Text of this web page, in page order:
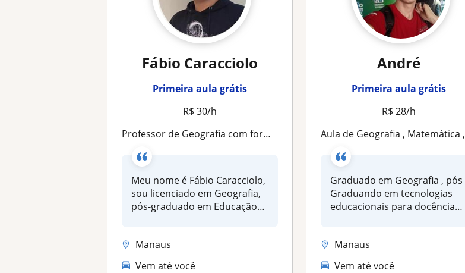
Fábio Caracciolo
Primeira aula grátis
R$ 30/h
Professor de Geografia com formação em Geopolítica, Ciências Sociais e História
Meu nome é Fábio Caracciolo,
sou licenciado em Geografia,
pós-graduado em Educação
Manaus
Vem até você
André
Primeira aula grátis
R$ 28/h
Aula de Geografia , Matemática , História
Graduado em Geografia , pós
Graduando em tecnologias
educacionais para docência
Manaus
Vem até você